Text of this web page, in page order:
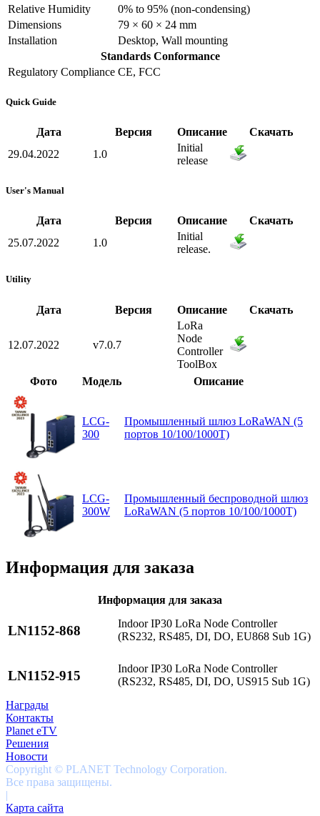
Relative Humidity
0% to 95% (non-condensing)
Dimensions
79 × 60 × 24 mm
Installation
Desktop, Wall mounting
Standards Conformance
Regulatory Compliance CE, FCC
Quick Guide
Дата Версия Описание
Скачать
29.04.2022
1.0
Initial
release
User's Manual
Дата Версия Описание
Скачать
25.07.2022
1.0
Initial
release.
Utility
Дата Версия Описание Скачать
12.07.2022 v7.0.7
LoRa
Node
Controller
ToolBox
Фото
Модель Описание
LCG-
300
Промышленный шлюз LoRaWAN (5
портов 10/100/1000T)
LCG-
300W
Промышленный беспроводной шлюз
LoRaWAN (5 портов 10/100/1000T)
Информация для заказа
Информация для заказа
LN1152-868
Indoor IP30 LoRa Node Controller
(RS232, RS485, DI, DO, EU868 Sub 1G)
LN1152-915
Indoor IP30 LoRa Node Controller
(RS232, RS485, DI, DO, US915 Sub 1G)
Награды
Контакты
Planet eTV
Решения
Новости
Copyright © PLANET Technology Corporation.
Все права защищены.
|
Карта сайта